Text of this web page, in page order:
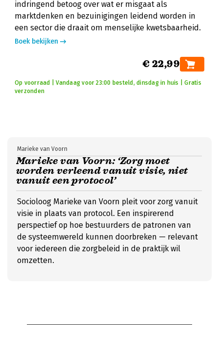
indringend betoog over wat er misgaat als
marktdenken en bezuinigingen leidend worden in
een sector die draait om menselijke kwetsbaarheid.
Boek bekijken
€ 22,99
Op voorraad | Vandaag voor 23:00 besteld, dinsdag in huis | Gratis
verzonden
Marieke van Voorn: ‘Zorg moet
worden verleend vanuit visie, niet
vanuit een protocol’
Marieke van Voorn
Socioloog Marieke van Voorn pleit voor zorg vanuit
visie in plaats van protocol. Een inspirerend
perspectief op hoe bestuurders de patronen van
de systeemwereld kunnen doorbreken — relevant
voor iedereen die zorgbeleid in de praktijk wil
omzetten.